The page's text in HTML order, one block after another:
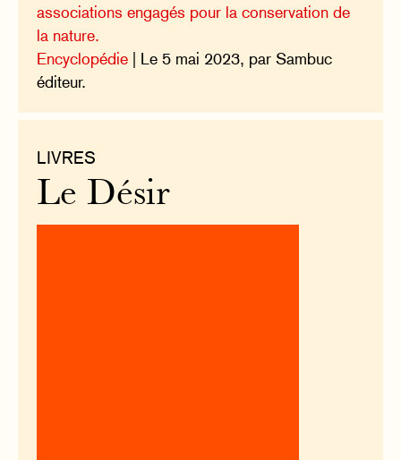
associations engagés pour la conservation de
la nature.
Encyclopédie | Le 5 mai 2023, par Sambuc
éditeur.
LIVRES
Le Désir